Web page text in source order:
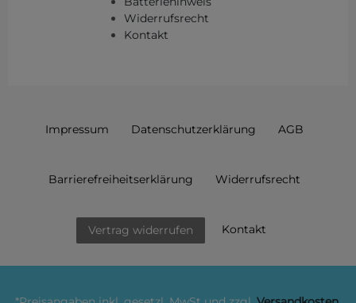
Widerrufsrecht
Kontakt
Impressum Daten­schutz­erklärung AGB
Barrierefreiheitserklärung Widerrufs­recht
Vertrag widerrufen Kontakt